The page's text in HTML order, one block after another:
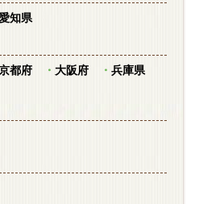
知県
都府 大阪府
兵庫県